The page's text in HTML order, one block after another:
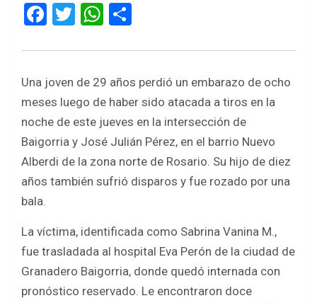
F
ce
b
o
o
k
T
tt
er
W
at
s
A
p
p
ar
e
Una joven de 29 años perdió un embarazo de ocho
meses luego de haber sido atacada a tiros en la
noche de este jueves en la intersección de
Baigorria y José Julián Pérez, en el barrio Nuevo
Alberdi de la zona norte de Rosario. Su hijo de diez
años también sufrió disparos y fue rozado por una
bala.
La víctima, identificada como Sabrina Vanina M.,
fue trasladada al hospital Eva Perón de la ciudad de
Granadero Baigorria, donde quedó internada con
pronóstico reservado. Le encontraron doce